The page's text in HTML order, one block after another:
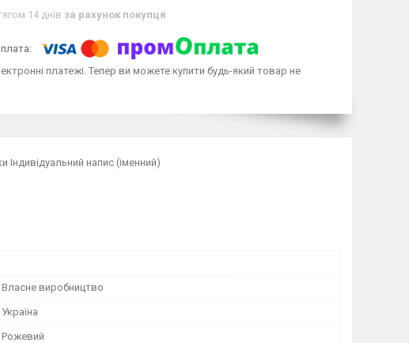
14 днів за рахунок покупця
платежі. Тепер ви можете купити будь-який товар не
напис (іменний)
Власне виробництво
Україна
Рожевий